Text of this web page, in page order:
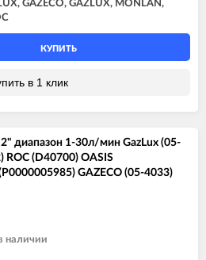
GAZECO, GAZLUX, MONLAN,
КУПИТЬ
в 1 клик
диапазон 1-30л/мин GazLux (05-
ROC (D40700) OASIS
GAZECO (05-4033)
наличии